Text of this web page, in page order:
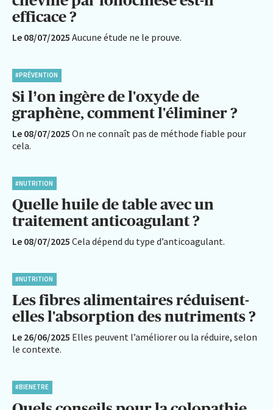
efficace ?
Le 08/07/2025 Aucune étude ne le prouve.
#PRÉVENTION
Si l’on ingère de l'oxyde de
graphène, comment l'éliminer ?
Le 08/07/2025 On ne connaît pas de méthode fiable pour
cela.
#NUTRITION
Quelle huile de table avec un
traitement anticoagulant ?
Le 08/07/2025 Cela dépend du type d’anticoagulant.
#NUTRITION
Les fibres alimentaires réduisent-
elles l'absorption des nutriments ?
Le 26/06/2025 Elles peuvent l’améliorer ou la réduire, selon
le contexte.
#BIENETRE